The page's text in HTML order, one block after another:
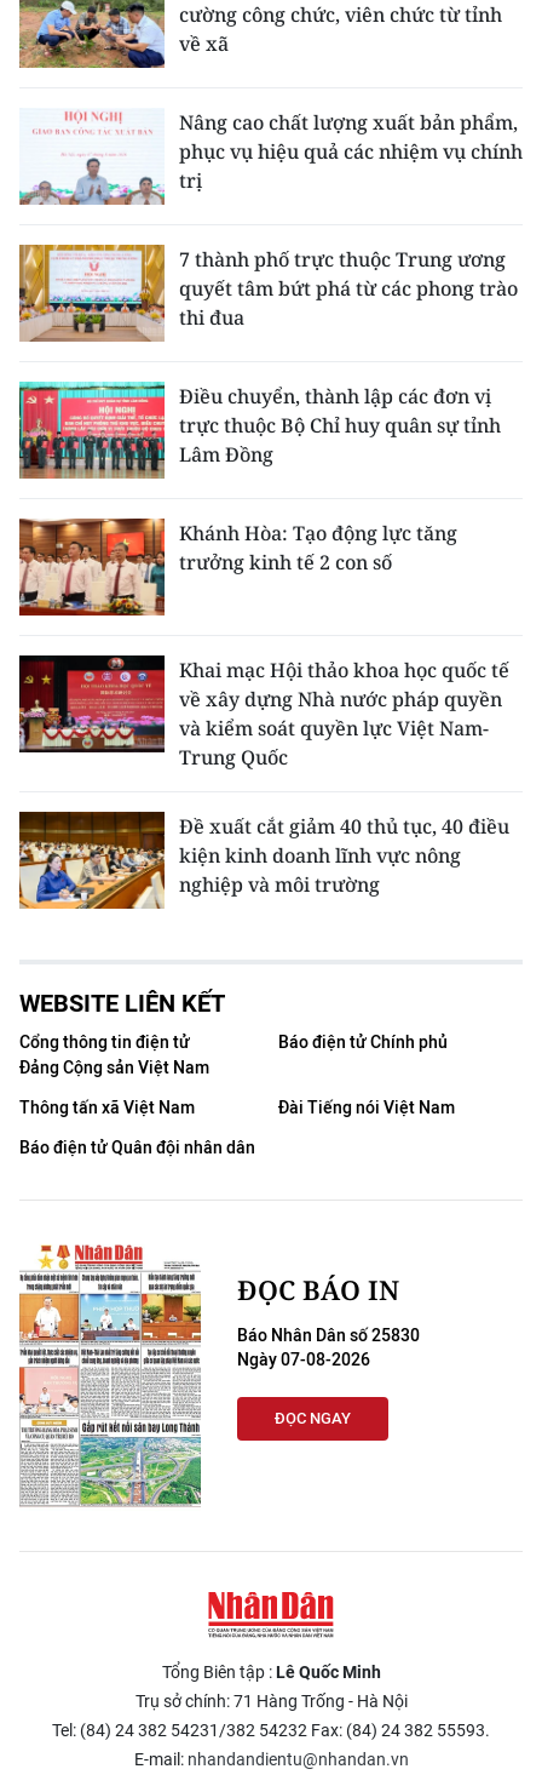
cường công chức, viên chức từ tỉnh
về xã
Nâng cao chất lượng xuất bản phẩm,
phục vụ hiệu quả các nhiệm vụ chính
trị
7 thành phố trực thuộc Trung ương
quyết tâm bứt phá từ các phong trào
thi đua
Điều chuyển, thành lập các đơn vị
trực thuộc Bộ Chỉ huy quân sự tỉnh
Lâm Đồng
Khánh Hòa: Tạo động lực tăng
trưởng kinh tế 2 con số
Khai mạc Hội thảo khoa học quốc tế
về xây dựng Nhà nước pháp quyền
và kiểm soát quyền lực Việt Nam-
Trung Quốc
Đề xuất cắt giảm 40 thủ tục, 40 điều
kiện kinh doanh lĩnh vực nông
nghiệp và môi trường
WEBSITE LIÊN KẾT
Cổng thông tin điện tử
Đảng Cộng sản Việt Nam
Báo điện tử Chính phủ
Thông tấn xã Việt Nam
Đài Tiếng nói Việt Nam
Báo điện tử Quân đội nhân dân
ĐỌC BÁO IN
Báo Nhân Dân số 25830
Ngày 07-08-2026
ĐỌC NGAY
Tổng Biên tập :Lê Quốc Minh
Trụ sở chính: 71 Hàng Trống - Hà Nội
Tel: (84) 24 382 54231/382 54232 Fax: (84) 24 382 55593.
E-mail: nhandandientu@nhandan.vn